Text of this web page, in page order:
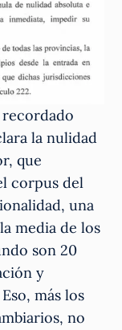
recordado
la nulidad
que
corpus del
una
media de los
son 20
y
más los
no